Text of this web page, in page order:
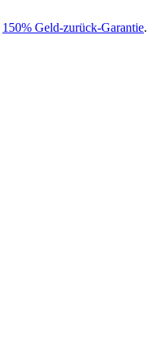
150% Geld-zurück-Garantie.